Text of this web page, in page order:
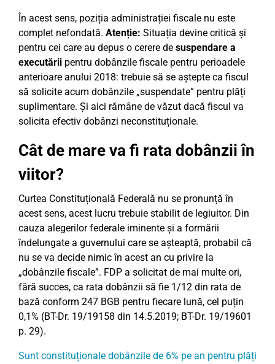
În acest sens, poziția administrației fiscale nu este
complet nefondată. Atenție: Situația devine critică și
pentru cei care au depus o cerere de suspendare a
executării pentru dobânzile fiscale pentru perioadele
anterioare anului 2018: trebuie să se aștepte ca fiscul
să solicite acum dobânzile „suspendate” pentru plăți
suplimentare. Și aici rămâne de văzut dacă fiscul va
solicita efectiv dobânzi neconstituționale.
Cât de mare va fi rata dobânzii în
viitor?
Curtea Constituțională Federală nu se pronunță în
acest sens, acest lucru trebuie stabilit de legiuitor. Din
cauza alegerilor federale iminente și a formării
îndelungate a guvernului care se așteaptă, probabil că
nu se va decide nimic în acest an cu privire la
„dobânzile fiscale”. FDP a solicitat de mai multe ori,
fără succes, ca rata dobânzii să fie 1/12 din rata de
bază conform 247 BGB pentru fiecare lună, cel puțin
0,1% (BT-Dr. 19/19158 din 14.5.2019; BT-Dr. 19/19601
p. 29).
Sunt constituționale dobânzile de 6% pe an pentru plăți